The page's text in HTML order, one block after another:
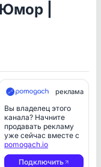
|
реклама
Вы владелец этого
канала? Начните
продавать рекламу
уже сейчас вместе с
pomogach.io
Подключить